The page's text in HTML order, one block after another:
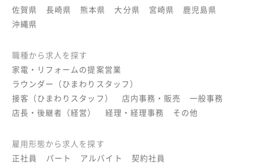
佐賀県
長崎県 熊本県 大分県 宮崎県
鹿児島県
沖縄県
職種から求人を探す
家電・リフォームの提案営業
ラウンダー（ひまわりスタッフ）
接客（ひまわりスタッフ）
店内事務・販売
一般事務
店長・後継者（経営）
経理・経理事務 その他
雇用形態から求人を探す
正社員
パート アルバイト 契約社員